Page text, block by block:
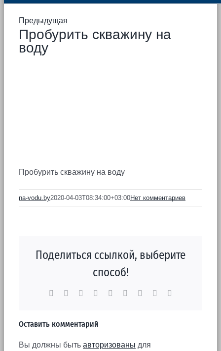
Предыдущая
Пробурить скважину на
воду
Пробурить скважину на воду
na-vodu.by2020-04-03T08:34:00+03:00Нет комментариев
Поделиться ссылкой, выберите
способ!
Facebook Reddit LinkedInWhatsApp
TumblrPinterest
Оставить комментарий
Вы должны быть авторизованы для